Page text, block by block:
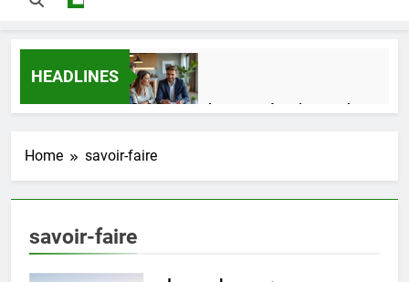
HEADLINES
Guide complet pour réussir un achat
2 Semaines Ago
impact dans le domaine médical
4 Mois Ago
Home savoir-faire
savoir-faire